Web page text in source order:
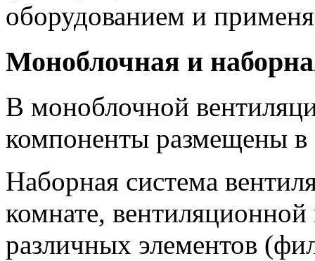
оборудованием и
Моноблочная и
В моноблочной
компоненты размещены в
Наборная система
комнате,
различных элементов